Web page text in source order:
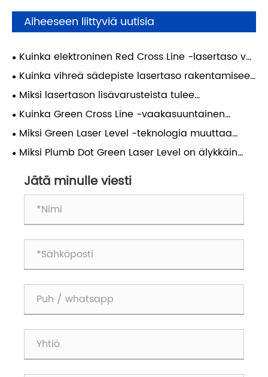
Aiheeseen liittyviä uutisia
Kuinka elektroninen Red Cross Line -lasertaso voi
parantaa tarkkuutta ja tehokkuutta nykyaikaisissa
rakennusprojekteissa
Kuinka vihreä sädepiste lasertaso rakentamiseen
voi parantaa tarkkuutta ja tehokkuutta
nykyaikaisilla työmailla
Miksi lasertason lisävarusteista tulee
välttämättömiä nykyaikaisessa työssä?
Kuinka Green Cross Line -vaakasuuntainen
pystysuora lasertaso voi parantaa tarkkuutta
nykyaikaisissa rakentamis- ja tee-se-itse-
projekteissa
Miksi Green Laser Level -teknologia muuttaa
nykyaikaista rakentamista?
Miksi Plumb Dot Green Laser Level on älykkäin
Jätä minulle viesti